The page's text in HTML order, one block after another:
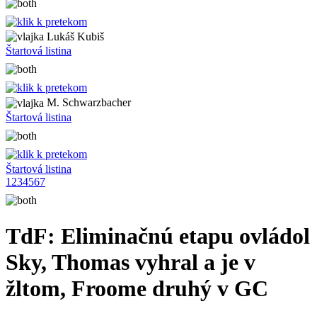
Lukáš Kubiš
Štartová listina
M. Schwarzbacher
Štartová listina
Štartová listina
1 234567
TdF: Eliminačnú etapu ovládol
Sky, Thomas vyhral a je v
žltom, Froome druhý v GC